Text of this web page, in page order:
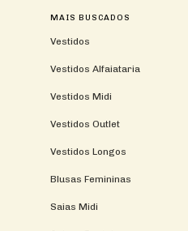
MAIS BUSCADOS
Vestidos
Vestidos Alfaiataria
Vestidos Midi
Vestidos Outlet
Vestidos Longos
Blusas Femininas
Saias Midi